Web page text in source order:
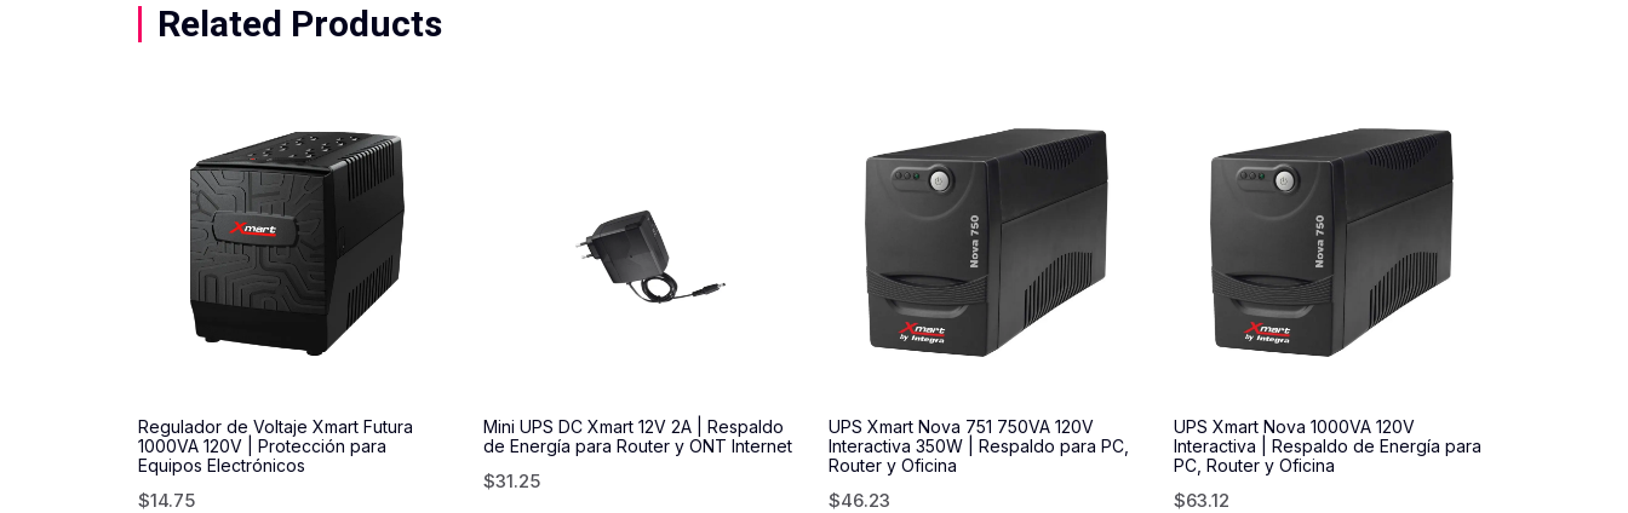
Related Products
Regulador de Voltaje Xmart Futura
1000VA 120V | Protección para
Equipos Electrónicos
$14.75
Mini UPS DC Xmart 12V 2A | Respaldo
de Energía para Router y ONT Internet
$31.25
UPS Xmart Nova 751 750VA 120V
Interactiva 350W | Respaldo para PC,
Router y Oficina
$46.23
UPS Xmart Nova 1000VA 120V
Interactiva | Respaldo de Energía para
PC, Router y Oficina
$63.12